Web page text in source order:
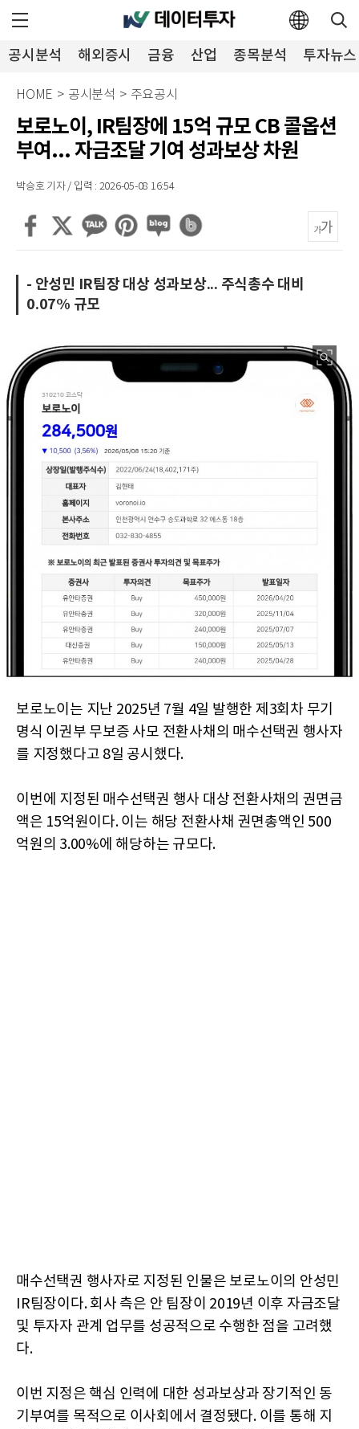
공시분석 해외증시 금융 산업 종목분석 투자뉴스
HOME > 공시분석 > 주요공시
보로노이, IR팀장에 15억 규모 CB 콜옵션
부여... 자금조달 기여 성과보상 차원
박승호 기자 / 입력 : 2026-05-08 16:54
- 안성민 IR팀장 대상 성과보상... 주식총수 대비
0.07% 규모
보로노이는 지난 2025년 7월 4일 발행한 제3회차 무기
명식 이권부 무보증 사모 전환사채의 매수선택권 행사자
를 지정했다고 8일 공시했다.
이번에 지정된 매수선택권 행사 대상 전환사채의 권면금
액은 15억원이다. 이는 해당 전환사채 권면총액인 500
억원의 3.00%에 해당하는 규모다.
매수선택권 행사자로 지정된 인물은 보로노이의 안성민
IR팀장이다. 회사 측은 안 팀장이 2019년 이후 자금조달
및 투자자 관계 업무를 성공적으로 수행한 점을 고려했
다.
이번 지정은 핵심 인력에 대한 성과보상과 장기적인 동
기부여를 목적으로 이사회에서 결정됐다. 이를 통해 지